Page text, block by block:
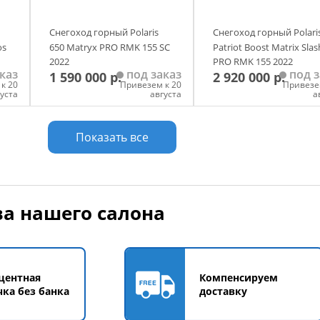
20
Снегоход горный Polaris
650 Matryx PRO RMK 155 SC
2022
1 590 000 р.под заказ
Привезем к 20
августа
Добавить в корзину
Снегоход горный
Patriot Boost Matrix
PRO RMK 155 2022
2 920 000 р.под
Показать все
нашего салона
без банка
Компенсируем
доставку